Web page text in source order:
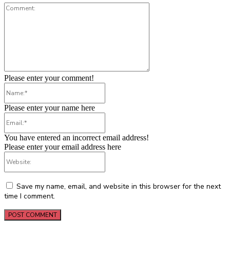
Please enter your comment!
Please enter your name here
You have entered an incorrect email address!
Please enter your email address here
Save my name, email, and website in this browser for the next
time I comment.